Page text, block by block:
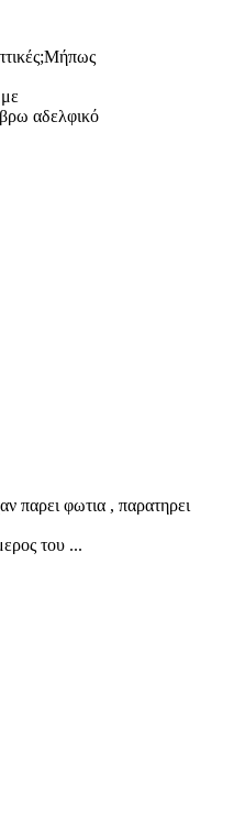
αδελφικό
παρει φωτια , παρατηρει
του ...